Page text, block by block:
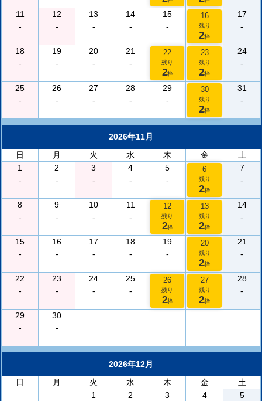
11
-
12
-
13
-
14
-
15
-
16
残り
2枠
17
-
18
-
19
-
20
-
21
-
22
残り
2枠
23
残り
2枠
24
-
25
-
26
-
27
-
28
-
29
-
30
残り
2枠
31
-
2026年11月
日
月 火 水 木 金
土
1
-
2
-
3
-
4
-
5
-
6
残り
2枠
7
-
8
-
9
-
10
-
11
-
12
残り
2枠
13
残り
2枠
14
-
15
-
16
-
17
-
18
-
19
-
20
残り
2枠
21
-
22
-
23
-
24
-
25
-
26
残り
2枠
27
残り
2枠
28
-
29
-
30
-
2026年12月
日
月 火 水 木 金
土
1
2
3
4
5